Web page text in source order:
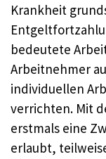
Krankheit
bedeutete
Arbeitnehmer
individuellen
verrichten. Mit
erstmals eine
erlaubt,